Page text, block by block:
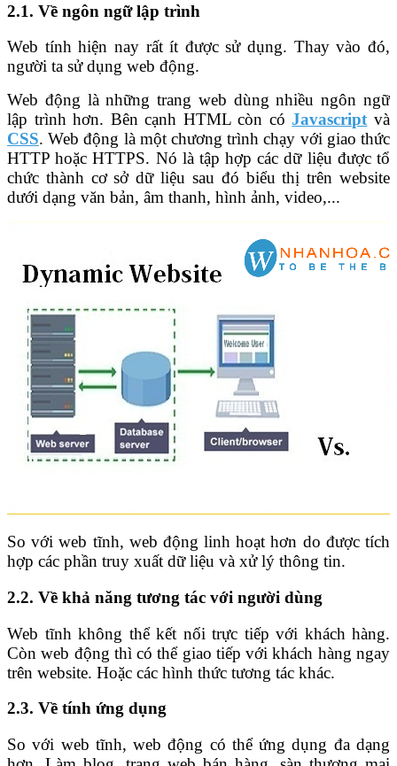
2.1. Về ngôn ngữ lập trình
Web tính hiện nay rất ít được sử dụng. Thay vào đó,
người ta sử dụng web động.
Web động là những trang web dùng nhiều ngôn ngữ
lập trình hơn. Bên cạnh HTML còn cóJavascriptvà
CSS. Web động là một chương trình chạy với giao thức
HTTP hoặc HTTPS. Nó là tập hợp các dữ liệu được tổ
chức thành cơ sở dữ liệu sau đó biểu thị trên website
dưới dạng văn bản, âm thanh, hình ảnh, video,...
So với web tĩnh, web động linh hoạt hơn do được tích
hợp các phần truy xuất dữ liệu và xử lý thông tin.
2.2. Về khả năng tương tác với người dùng
Web tĩnh không thể kết nối trực tiếp với khách hàng.
Còn web động thì có thể giao tiếp với khách hàng ngay
trên website. Hoặc các hình thức tương tác khác.
2.3. Về tính ứng dụng
So với web tĩnh, web động có thể ứng dụng đa dạng